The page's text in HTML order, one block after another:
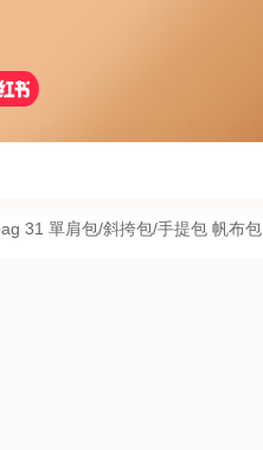
31 單肩包/斜挎包/手提包 帆布包